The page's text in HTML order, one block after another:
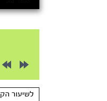
10s
10s
לשיעור